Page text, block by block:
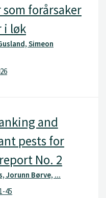
forårsaker
i løk
Simeon
and
pests for
No. 2
Jorunn Børve, ...
45